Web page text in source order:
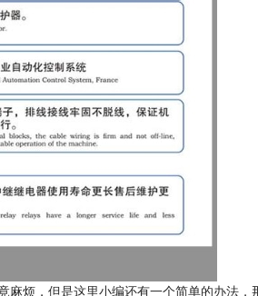
烦，但是这里小编还有一个简单的办法